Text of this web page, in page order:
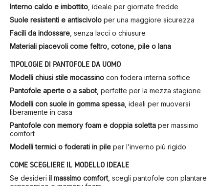
Interno caldo e imbottito, ideale per giornate fredde
Suole resistenti e antiscivolo per una maggiore sicurezza
Facili da indossare, senza lacci o chiusure
Materiali piacevoli come feltro, cotone, pile o lana
TIPOLOGIE DI PANTOFOLE DA UOMO
Modelli chiusi stile mocassino con fodera interna soffice
Pantofole aperte o a sabot, perfette per la mezza stagione
Modelli con suole in gomma spessa, ideali per muoversi
liberamente in casa
Pantofole con memory foam e doppia soletta per massimo
comfort
Modelli termici o foderati in pile per l’inverno più rigido
COME SCEGLIERE IL MODELLO IDEALE
Se desideri il massimo comfort, scegli pantofole con plantare